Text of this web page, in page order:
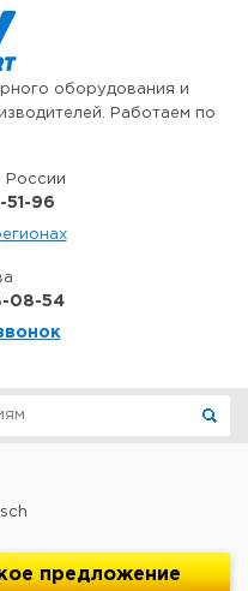
оборудования и
Работаем по
России
96
08-54
предложение